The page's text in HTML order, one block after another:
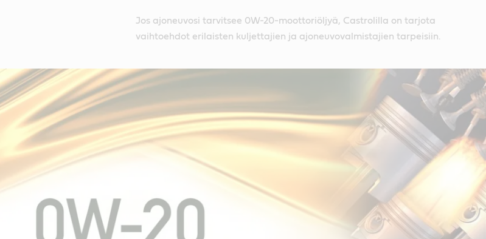
Jos ajoneuvosi tarvitsee 0W-20-moottoriöljyä, Castrolilla on tarjota
vaihtoehdot erilaisten kuljettajien ja ajoneuvovalmistajien tarpeisiin.